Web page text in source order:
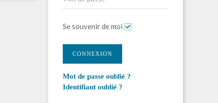
Se souvenir de moi
CONNEXION
Mot de passe oublié ?
Identifiant oublié ?